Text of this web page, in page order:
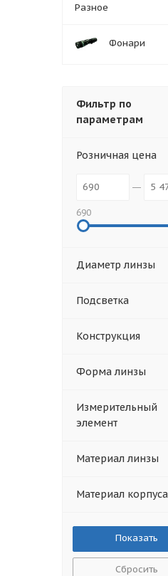
Разное
Фонари
Фильтр по
параметрам
Розничная цена
690
Диаметр линзы
Подсветка
Конструкция
Форма линзы
Измерительный
элемент
Материал линзы
Материал корпуса
Сбросить